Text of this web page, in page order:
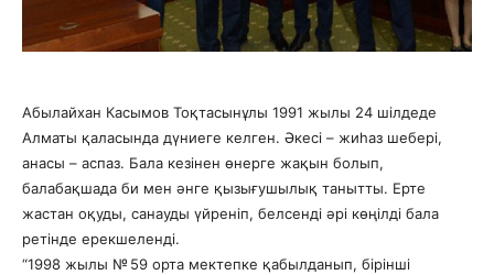
Абылайхан Касымов Тоқтасынұлы 1991 жылы 24 шілдеде
Алматы қаласында дүниеге келген. Әкесі – жиһаз шебері,
анасы – аспаз. Бала кезінен өнерге жақын болып,
балабақшада би мен әнге қызығушылық танытты. Ерте
жастан оқуды, санауды үйреніп, белсенді әрі көңілді бала
ретінде ерекшеленді.
“1998 жылы № 59 орта мектепке қабылданып, бірінші